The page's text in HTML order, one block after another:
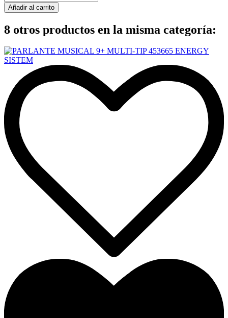
Añadir al carrito
8 otros productos en la misma categoría: